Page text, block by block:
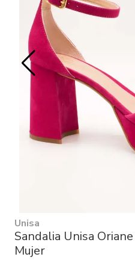
Unisa
Sandalia Unisa
Mujer